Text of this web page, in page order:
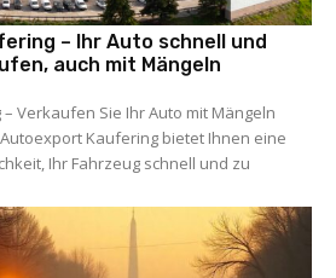
– Ihr Auto schnell und
auch mit Mängeln
Verkaufen Sie Ihr Auto mit Mängeln
Kaufering bietet Ihnen eine
Ihr Fahrzeug schnell und zu